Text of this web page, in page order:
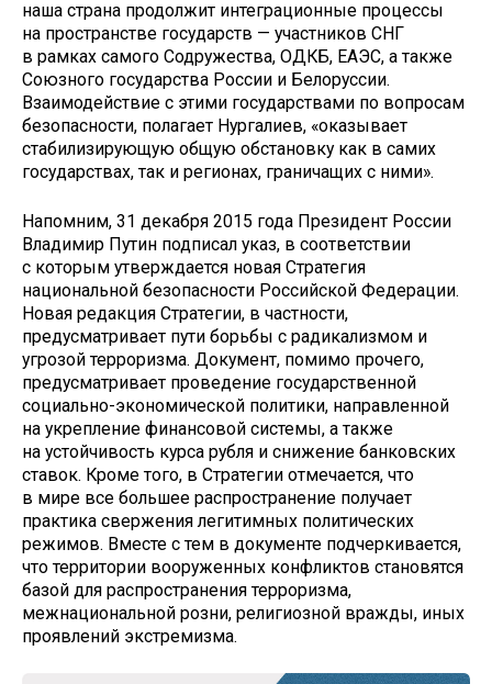
наша страна продолжит интеграционные процессы
на пространстве государств — участников СНГ
в рамках самого Содружества, ОДКБ, ЕАЭС, а также
Союзного государства России и Белоруссии.
Взаимодействие с этими государствами по вопросам
безопасности, полагает Нургалиев, «оказывает
стабилизирующую общую обстановку как в самих
государствах, так и регионах, граничащих с ними».
Напомним, 31 декабря 2015 года Президент России
Владимир Путин подписал указ, в соответствии
с которым утверждается новая Стратегия
национальной безопасности Российской Федерации.
Новая редакция Стратегии, в частности,
предусматривает пути борьбы с радикализмом и
угрозой терроризма. Документ, помимо прочего,
предусматривает проведение государственной
социально-экономической политики, направленной
на укрепление финансовой системы, а также
на устойчивость курса рубля и снижение банковских
ставок. Кроме того, в Стратегии отмечается, что
в мире все большее распространение получает
практика свержения легитимных политических
режимов. Вместе с тем в документе подчеркивается,
что территории вооруженных конфликтов становятся
базой для распространения терроризма,
межнациональной розни, религиозной вражды, иных
проявлений экстремизма.